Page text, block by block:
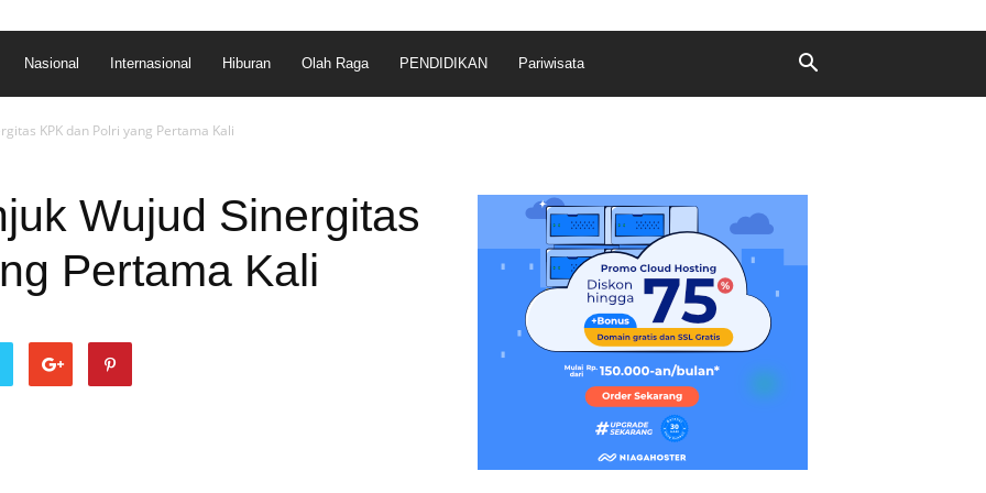
Nasional Internasional Hiburan Olah Raga PENDIDIKAN Pariwisata
KPK dan Polri yang Pertama Kali
Wujud Sinergitas
Pertama Kali